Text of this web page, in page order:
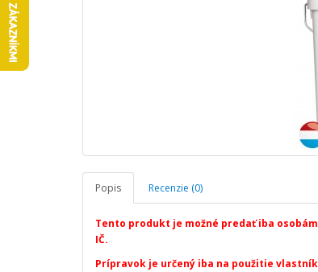
Popis Recenzie (0)
Tento produkt je možné predať iba
IČ.
Prípravok je určený iba na použitie